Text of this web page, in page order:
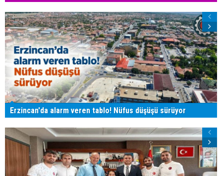
Erzincan'da alarm veren tablo! Nüfus düşüşü sürüyor